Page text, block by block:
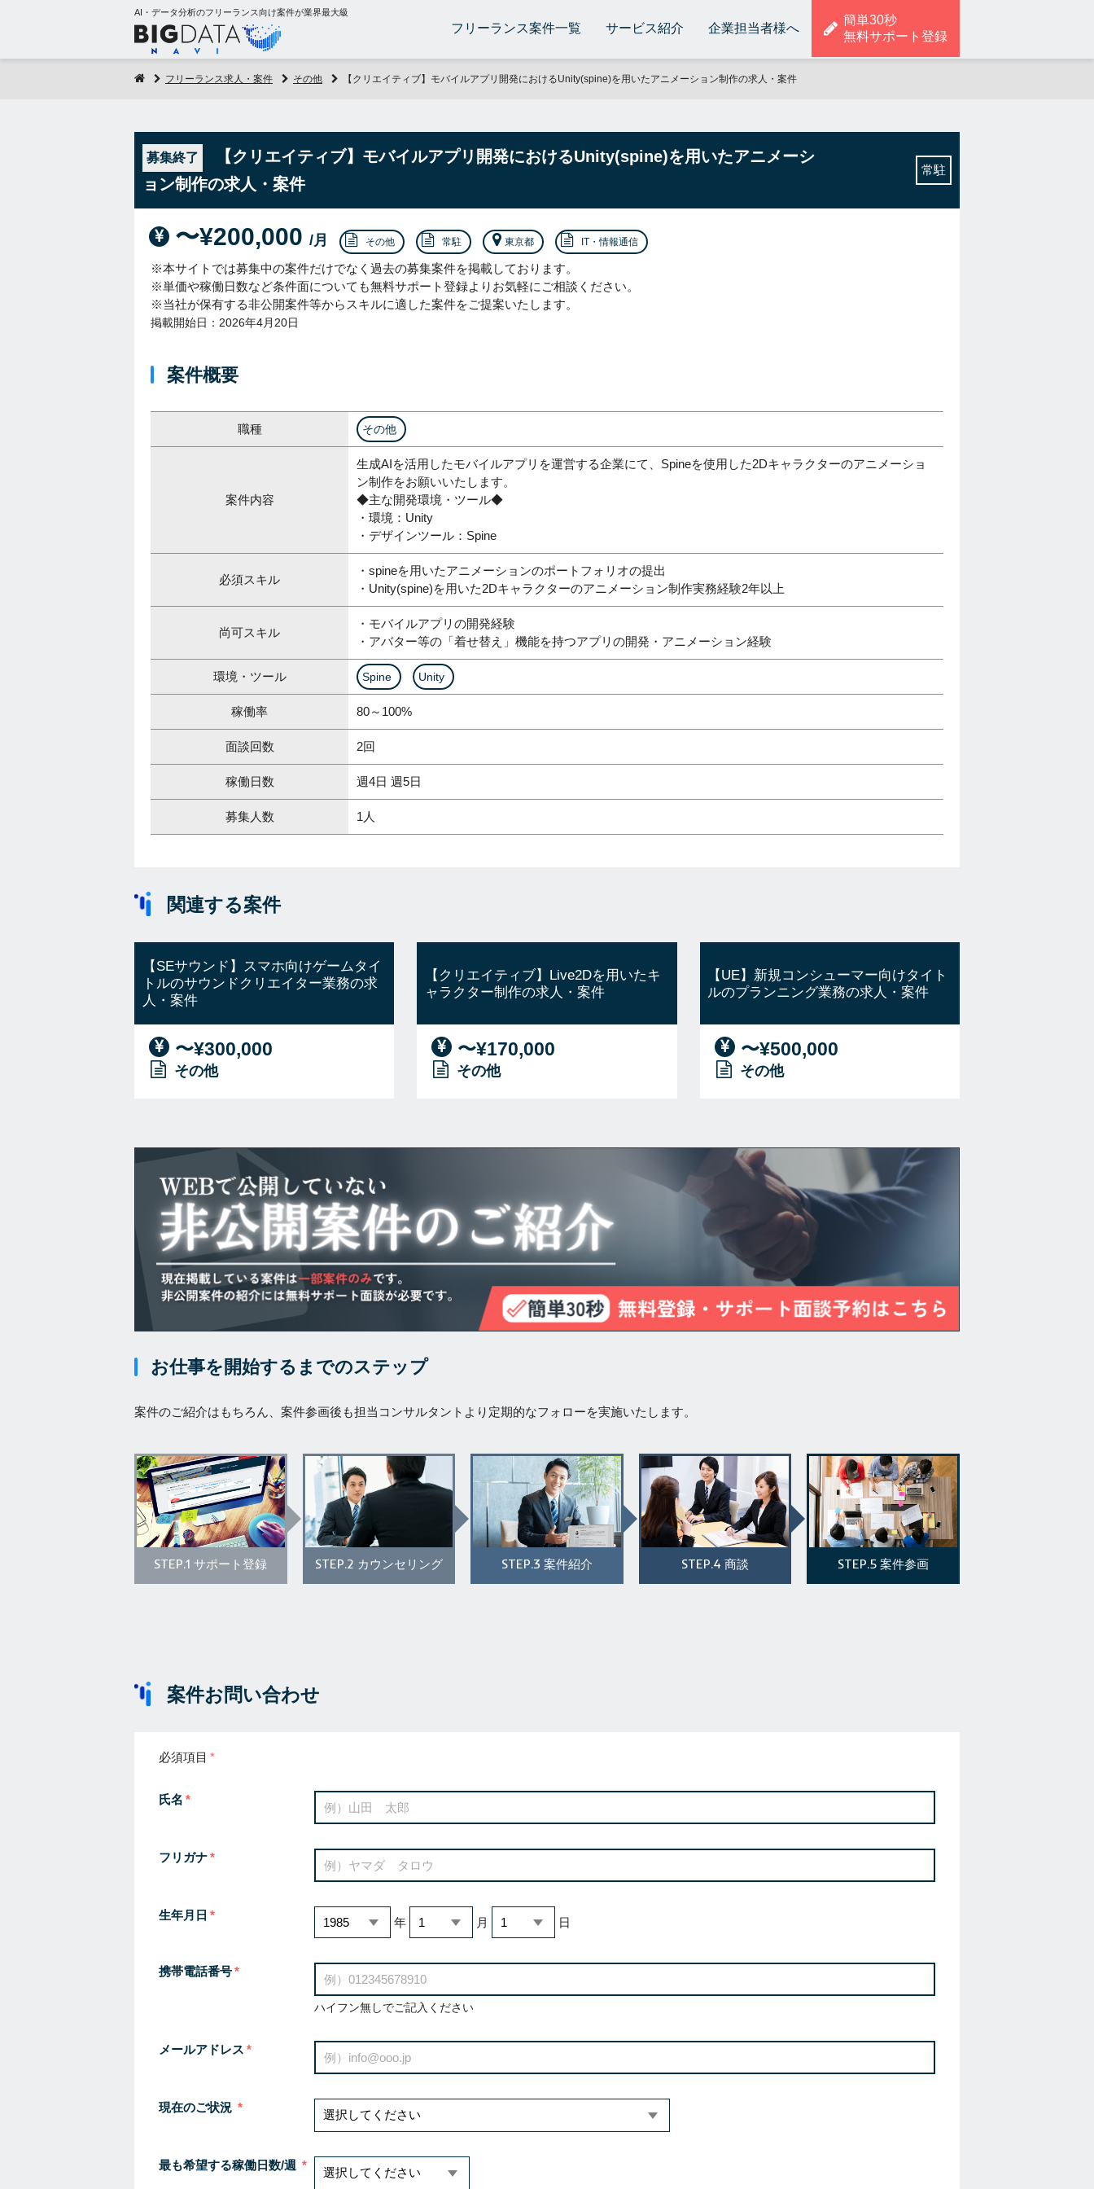
AI・データ分析のフリーランス向け案件が業界最大級
フリーランス案件一覧 サービス紹介 企業担当者様へ
簡単30秒
無料サポート登録
フリーランス求人・案件 その他 【クリエイティブ】モバイルアプリ開発におけるUnity(spine)を用いたアニメーション制作の求人・案件
募集終了
【クリエイティブ】モバイルアプリ開発におけるUnity(spine)を用いたアニメーシ
ョン制作の求人・案件
常駐
〜¥200,000 /月 その他 常駐 東京都 IT・情報通信
※本サイトでは募集中の案件だけでなく過去の募集案件を掲載しております。
※単価や稼働日数など条件面についても無料サポート登録よりお気軽にご相談ください。
※当社が保有する非公開案件等からスキルに適した案件をご提案いたします。
掲載開始日：2026年4月20日
案件概要
職種 その他
案件内容
生成AIを活用したモバイルアプリを運営する企業にて、Spineを使用した2Dキャラクターのアニメーショ
ン制作をお願いいたします。
◆主な開発環境・ツール◆
・環境：Unity
・デザインツール：Spine
必須スキル
・spineを用いたアニメーションのポートフォリオの提出
・Unity(spine)を用いた2Dキャラクターのアニメーション制作実務経験2年以上
尚可スキル
・モバイルアプリの開発経験
・アバター等の「着せ替え」機能を持つアプリの開発・アニメーション経験
環境・ツール Spine Unity
稼働率 80～100%
面談回数 2回
稼働日数 週4日 週5日
募集人数 1人
関連する案件
【SEサウンド】スマホ向けゲームタイ
トルのサウンドクリエイター業務の求
人・案件
〜¥300,000
その他
【クリエイティブ】Live2Dを用いたキ
ャラクター制作の求人・案件
〜¥170,000
その他
【UE】新規コンシューマー向けタイト
ルのプランニング業務の求人・案件
〜¥500,000
その他
お仕事を開始するまでのステップ
案件のご紹介はもちろん、案件参画後も担当コンサルタントより定期的なフォローを実施いたします。
STEP.1 サポート登録 STEP.2 カウンセリング STEP.3 案件紹介 STEP.4 商談 STEP.5 案件参画
案件お問い合わせ
必須項目
氏名
フリガナ
生年月日
年 月 日
携帯電話番号
ハイフン無しでご記入ください
メールアドレス
現在のご状況
最も希望する稼働日数/週